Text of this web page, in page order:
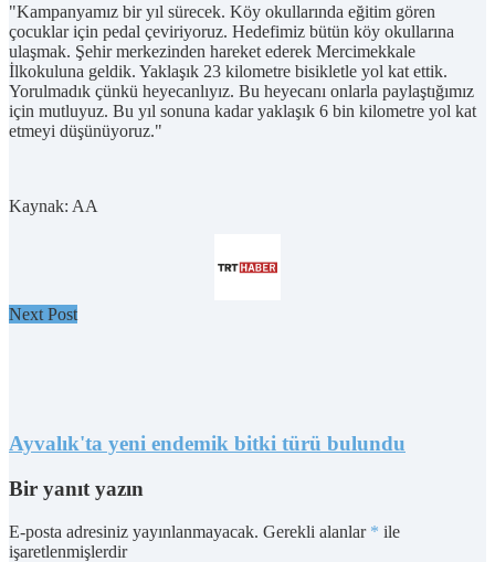
"Kampanyamız bir yıl sürecek. Köy okullarında eğitim gören
çocuklar için pedal çeviriyoruz. Hedefimiz bütün köy okullarına
ulaşmak. Şehir merkezinden hareket ederek Mercimekkale
İlkokuluna geldik. Yaklaşık 23 kilometre bisikletle yol kat ettik.
Yorulmadık çünkü heyecanlıyız. Bu heyecanı onlarla paylaştığımız
için mutluyuz. Bu yıl sonuna kadar yaklaşık 6 bin kilometre yol kat
etmeyi düşünüyoruz."
Kaynak: AA
Next Post
Ayvalık'ta yeni endemik bitki türü bulundu
Bir yanıt yazın
E-posta adresiniz yayınlanmayacak. Gerekli alanlar * ile
işaretlenmişlerdir